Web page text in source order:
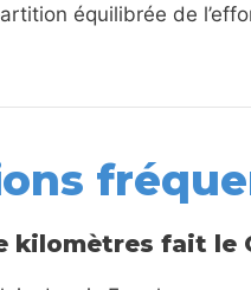
équilibrée de
kilomètres fait le